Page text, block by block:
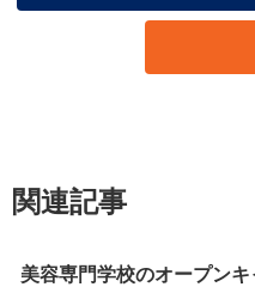
関連記事
美容専門学校のオープン